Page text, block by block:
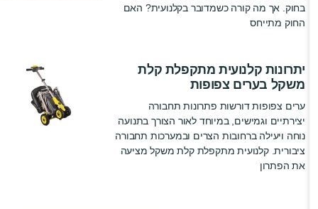
בחוק. אך מה קורה כשמדובר בקלנועית? האם
החוק מתייחס
יתרונות קלנועית מתקפלת קלת
משקל בערים צפופות
ערים צפופות דורשות פתרונות תחבורה
יצירתיים וגמישים, במיוחד לאור הצורך בתנועה
נוחה ויעילה ברחובות הצרים ובמערכות תחבורה
ציבורית. קלנועית מתקפלת קלת משקל מציעה
את הפתרון